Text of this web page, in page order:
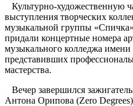
Культурно‑художественную
выступления творческих
музыкальной группы
придали концертные номера
музыкального колледжа
представивших
мастерства.
Вечер завершился
Антона Орипова (Zero